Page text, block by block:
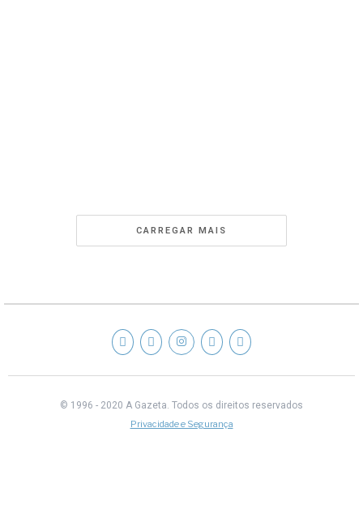
CARREGAR MAIS
© 1996 - 2020 A Gazeta. Todos os direitos reservados
Privacidade e Segurança